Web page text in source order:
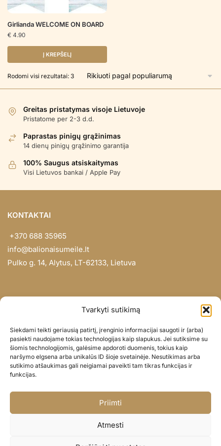
Tvarkyti sutikimą
Siekdami teikti geriausią patirtį, įrenginio informacijai saugoti ir (arba)
pasiekti naudojame tokias technologijas kaip slapukus. Jei sutiksime su
šiomis technologijomis, galėsime apdoroti duomenis, tokius kaip
naršymo elgsena arba unikalūs ID šioje svetainėje. Nesutikimas arba
sutikimo atšaukimas gali neigiamai paveikti tam tikras funkcijas ir
funkcijas.
Priimti
Atmesti
Girlianda WELCOME ON BOARD
€ 4.90
Į KREPŠELĮ
Rodomi visi rezultatai: 3Rūšiuojama
Greitas pristatymas visoje Lietuvoje
Pristatome per 2-3 d.d.
Paprastas pinigų grąžinimas
14 dienų pinigų grąžinimo garantija
100% Saugus atsiskaitymas
Visi Lietuvos bankai / Apple Pay
KONTAKTAI
+370 688 35965
info@balionaisumeile.lt
Pulko g. 14, Alytus, LT-62133, Lietuva
Didmena
Darbų portfolio
Privatumo politika
Parduotuvės politika